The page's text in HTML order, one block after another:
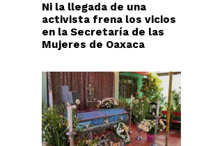
Ni la llegada de una
activista frena los vicios
en la Secretaría de las
Mujeres de Oaxaca